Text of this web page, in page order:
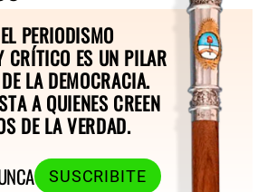
PERIODISMO
CRÍTICO ES UN PILAR
LA DEMOCRACIA.
A QUIENES CREEN
DE LA VERDAD.
SUSCRIBITE